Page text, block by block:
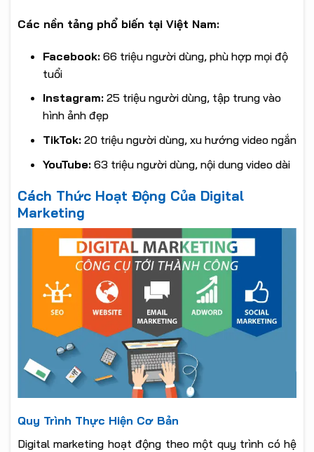
Các nền tảng phổ biến tại Việt Nam:
Facebook:66 triệu người dùng, phù hợp mọi độ
tuổi
Instagram:25 triệu người dùng, tập trung vào
hình ảnh đẹp
TikTok:20 triệu người dùng, xu hướng video ngắn
YouTube:63 triệu người dùng, nội dung video dài
Cách Thức Hoạt Động Của Digital
Marketing
Quy Trình Thực Hiện Cơ Bản
Digital marketing hoạt động theo một quy trình có hệ